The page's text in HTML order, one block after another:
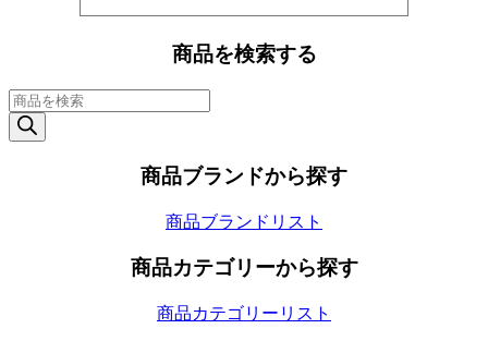
商品を検索する
商
品
検
商品ブランドから探す
商品ブランドリスト
商品カテゴリーから探す
商品カテゴリーリスト